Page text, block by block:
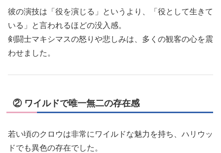
彼の演技は「役を演じる」というより、「役として生きて
いる」と言われるほどの没入感。
剣闘士マキシマスの怒りや悲しみは、多くの観客の心を震
わせました。
② ワイルドで唯一無二の存在感
若い頃のクロウは非常にワイルドな魅力を持ち、ハリウッ
ドでも異色の存在でした。